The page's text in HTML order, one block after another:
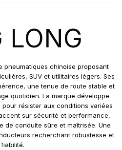
LONG
pneumatiques chinoise proposant
SUV et utilitaires légers. Ses
une tenue de route stable et
quotidien. La marque développe
résister aux conditions variées
sur sécurité et performance,
de conduite sûre et maîtrisée. Une
recherchant robustesse et
fiabilité.